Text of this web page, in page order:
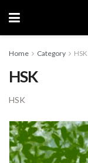
Home Category HSK
HSK
HSK